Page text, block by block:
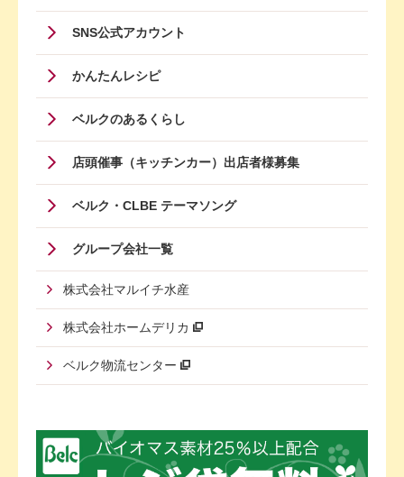
SNS公式アカウント
かんたんレシピ
ベルクのあるくらし
店頭催事（キッチンカー）出店者様募集
ベルク・CLBE テーマソング
グループ会社一覧
株式会社マルイチ水産
株式会社ホームデリカ
ベルク物流センター